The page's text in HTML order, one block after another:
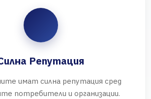
Репутация
имат силна репутация сред
потребители и организации.